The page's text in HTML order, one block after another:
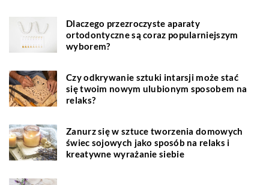
Dlaczego przezroczyste aparaty
ortodontyczne są coraz popularniejszym
wyborem?
Czy odkrywanie sztuki intarsji może stać
się twoim nowym ulubionym sposobem na
relaks?
Zanurz się w sztuce tworzenia domowych
świec sojowych jako sposób na relaks i
kreatywne wyrażanie siebie